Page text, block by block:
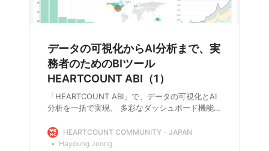
データの可視化からAI分析まで、実
務者のためのBIツール
HEARTCOUNT ABI（1）
「HEARTCOUNT ABI」で、データの可視化とAI
分析を一括で実現。 多彩なダッシュボード機能と
タを活用できるスマートなソリューションをご紹
介します。
HEARTCOUNT COMMUNITY - JAPAN
Hayoung Jeong